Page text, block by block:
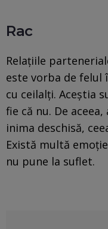
Rac
Relațiile
este vorba de felul
cu ceilalți. Aceștia
fie că nu. De
inima deschisă,
Există multă
nu pune la suflet.